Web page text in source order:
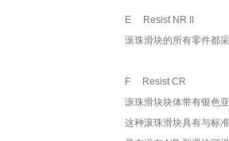
E Resist NR II
滚珠滑块的所有零件都
F Resist CR
滚珠滑块块体带有银色
这种滚珠滑块具有与标